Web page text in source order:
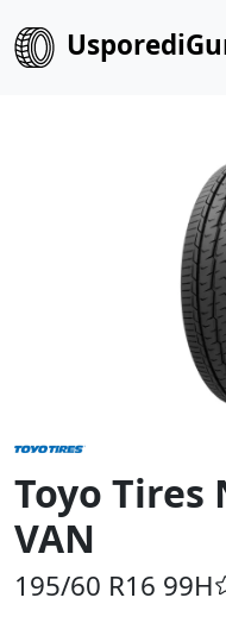
Toyo Tires
VAN
195/60 R16 99H